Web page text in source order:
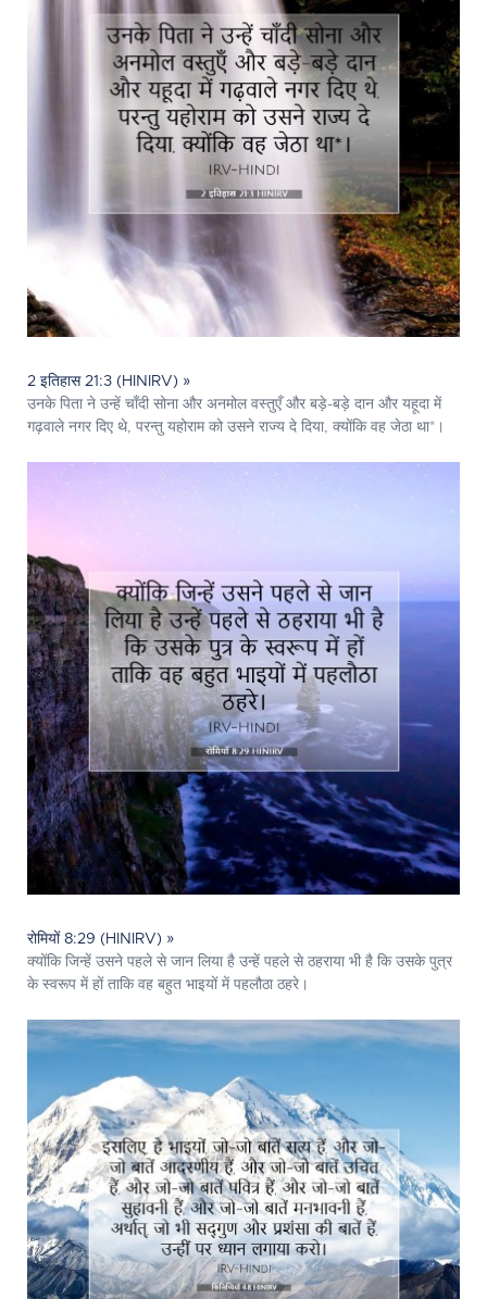
2 इतिहास 21:3 (HINIRV) »
उनके पिता ने उन्हें चाँदी सोना और अनमोल वस्तुएँ और बड़े-बड़े दान और यहूदा में
गढ़वाले नगर दिए थे, परन्तु यहोराम को उसने राज्य दे दिया, क्योंकि वह जेठा था*।
रोमियों 8:29 (HINIRV) »
क्योंकि जिन्हें उसने पहले से जान लिया है उन्हें पहले से ठहराया भी है कि उसके पुत्र
के स्वरूप में हों ताकि वह बहुत भाइयों में पहलौठा ठहरे।